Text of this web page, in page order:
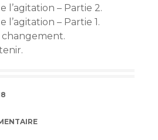
l’agitation – Partie 2.
l’agitation – Partie 1.
changement.